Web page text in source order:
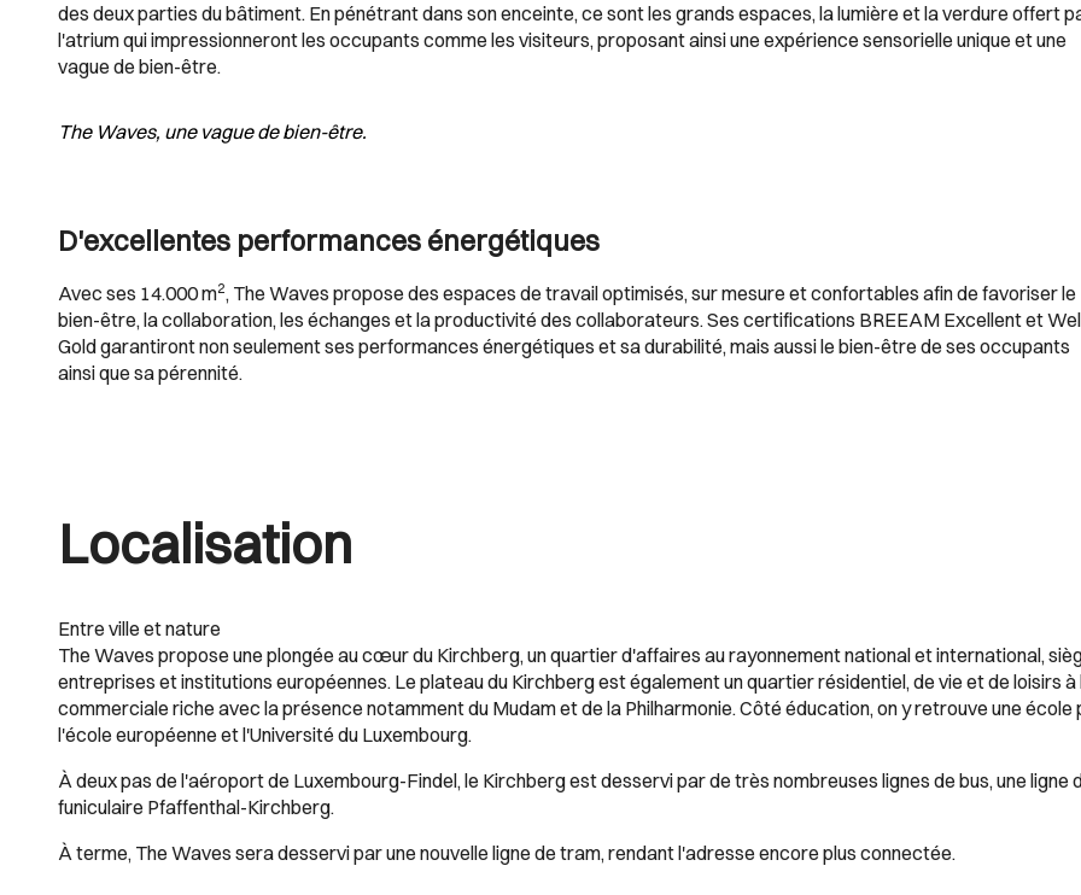
des deux parties du bâtiment. En pénétrant dans son enceinte, ce sont les grands espaces, la lumière et la verdure offert
l'atrium qui impressionneront les occupants comme les visiteurs, proposant ainsi une expérience sensorielle unique et une
vague de bien-être.
The Waves, une vague de bien-être.
D'excellentes performances énergétiques
Avec ses 14.000 m2, The Waves propose des espaces de travail optimisés, sur mesure et confortables afin de favoriser le
bien-être, la collaboration, les échanges et la productivité des collaborateurs. Ses certifications BREEAM Excellent et
Gold garantiront non seulement ses performances énergétiques et sa durabilité, mais aussi le bien-être de ses occupants
ainsi que sa pérennité.
Localisation
Entre ville et nature
The Waves propose une plongée au cœur du Kirchberg, un quartier d'affaires au rayonnement national et international,
entreprises et institutions européennes. Le plateau du Kirchberg est également un quartier résidentiel, de vie et de loisirs
commerciale riche avec la présence notamment du Mudam et de la Philharmonie. Côté éducation, on y retrouve une
l'école européenne et l'Université du Luxembourg.
À deux pas de l'aéroport de Luxembourg-Findel, le Kirchberg est desservi par de très nombreuses lignes de bus, une ligne
funiculaire Pfaffenthal-Kirchberg.
À terme, The Waves sera desservi par une nouvelle ligne de tram, rendant l'adresse encore plus connectée.